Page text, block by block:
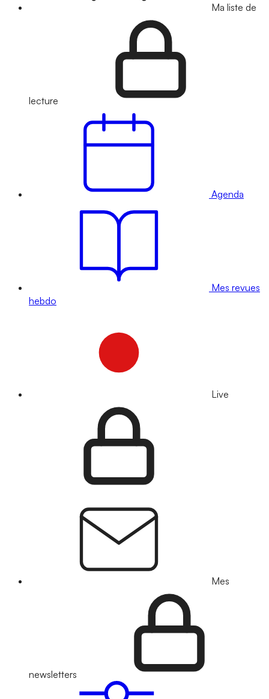
Ma liste de
lecture
Agenda
Mes revues
hebdo
Live
Mes
newsletters